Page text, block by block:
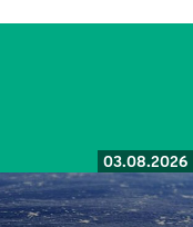
03.08.2026